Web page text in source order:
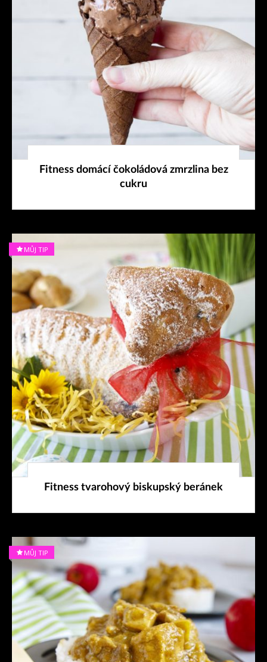
19. 7. 2022
Fitness domácí čokoládová zmrzlina bez
cukru
MŮJ TIP
22. 3. 2026
Fitness tvarohový biskupský beránek
MŮJ TIP